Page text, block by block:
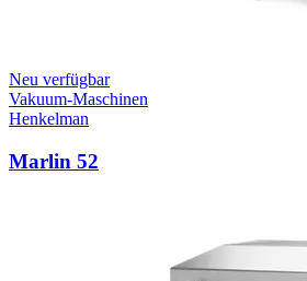
Neu verfügbar
Vakuum-Maschinen
Henkelman
Marlin 52